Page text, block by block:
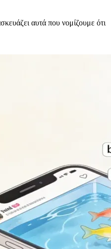
αυτά που νομίζουμε ότι